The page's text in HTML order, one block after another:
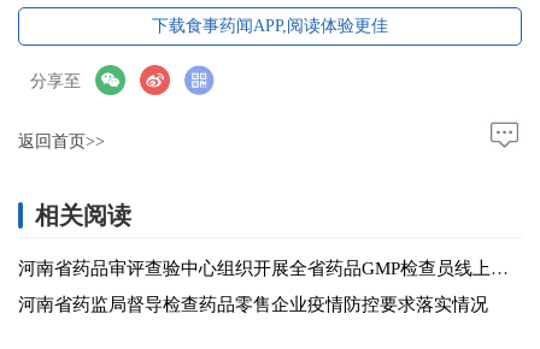
下载食事药闻APP,阅读体验更佳
分享至
返回首页>>
相关阅读
河南省药品审评查验中心组织开展全省药品GMP检查员线上培训会议
河南省药监局督导检查药品零售企业疫情防控要求落实情况